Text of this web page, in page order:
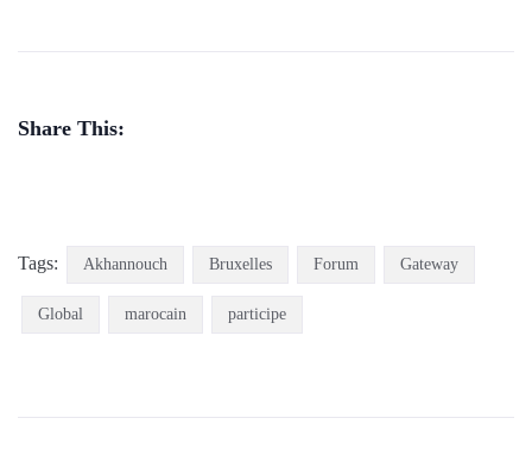
Share This:
Tags: Akhannouch Bruxelles Forum Gateway
Global marocain participe